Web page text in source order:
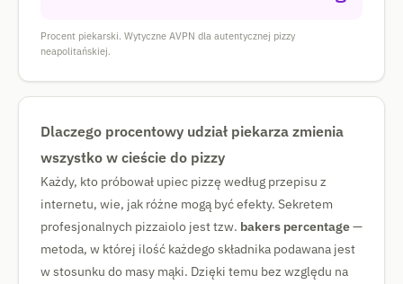
Procent piekarski. Wytyczne AVPN dla autentycznej pizzy
neapolitańskiej.
Dlaczego procentowy udział piekarza zmienia
wszystko w cieście do pizzy
Każdy, kto próbował upiec pizzę według przepisu z
internetu, wie, jak różne mogą być efekty. Sekretem
profesjonalnych pizzaiolo jest tzw. bakers percentage—
metoda, w której ilość każdego składnika podawana jest
w stosunku do masy mąki. Dzięki temu bez względu na